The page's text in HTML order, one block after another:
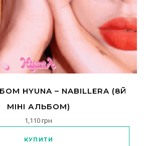
HYUNA – NABILLERA (8Й
МІНІ АЛЬБОМ)
1,110грн
КУПИТИ